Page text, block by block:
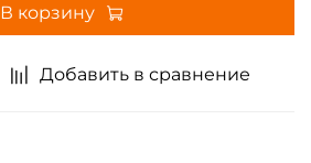
Добавить в сравнение
В корзину